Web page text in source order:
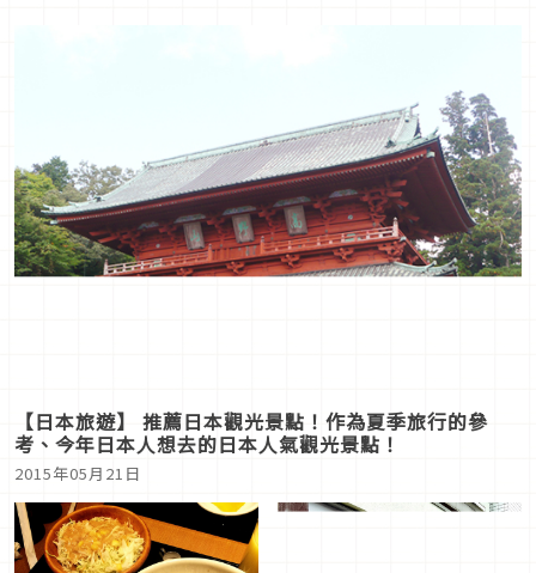
【日本旅遊】 推薦日本觀光景點！作為夏季旅行的參
考、今年日本人想去的日本人氣觀光景點！
2015年05月21日